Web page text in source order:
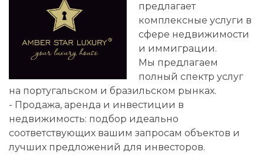
предлагает
комплексные услуги в
сфере недвижимости
и иммиграции.
Мы предлагаем
полный спектр услуг
на португальском и бразильском рынках.
- Продажа, аренда и инвестиции в
недвижимость: подбор идеально
соответствующих вашим запросам объектов и
лучших предложений для инвесторов.